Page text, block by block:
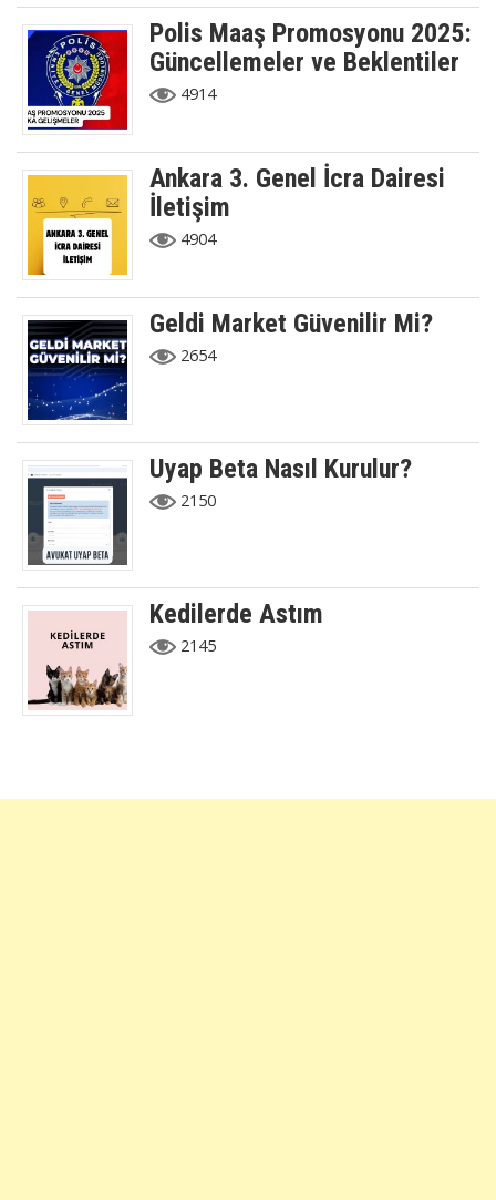
Polis Maaş Promosyonu 2025:
Güncellemeler ve Beklentiler
4914
Ankara 3. Genel İcra Dairesi
İletişim
4904
Geldi Market Güvenilir Mi?
2654
Uyap Beta Nasıl Kurulur?
2150
Kedilerde Astım
2145